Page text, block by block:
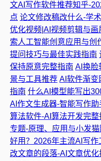
文AI写作软件推荐知乎-
点 论文修改稿改什么-学
优化视频|AI视频剪辑与画
索人工智能创意应用与创
提问技巧与最佳实践指南
保持原意完整指南 AI换脸
景与工具推荐 AI软件渐变
指南 什么AI模型能写出
AI作文生成器-智能写作
算法软件-AI算法开发完
专题-原理、应用与小发
好用？2026年主流AI写
改文章的段落-AI文章优